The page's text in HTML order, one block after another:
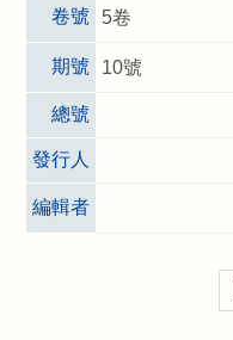
卷號 5卷
期號 10號
總號
發行人
編輯者